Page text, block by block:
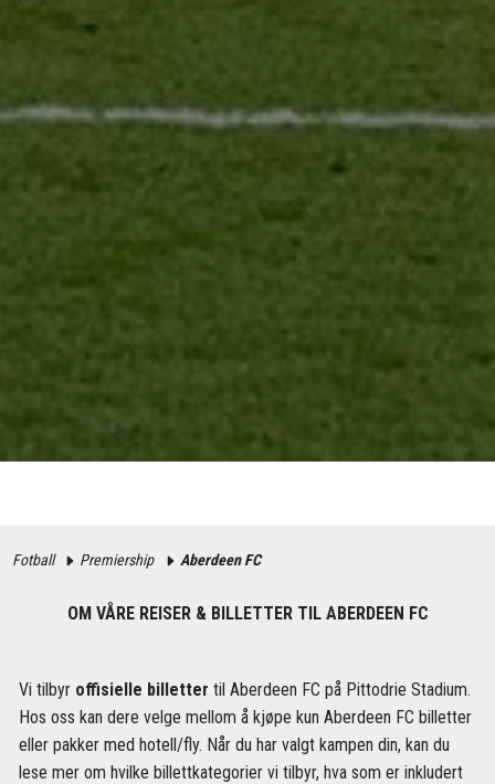
Fotball Premiership Aberdeen FC
OM VÅRE REISER & BILLETTER TIL ABERDEEN FC
Vi tilbyr offisielle billetter til Aberdeen FC på Pittodrie Stadium.
Hos oss kan dere velge mellom å kjøpe kun Aberdeen FC billetter
eller pakker med hotell/fly. Når du har valgt kampen din, kan du
lese mer om hvilke billettkategorier vi tilbyr, hva som er inkludert